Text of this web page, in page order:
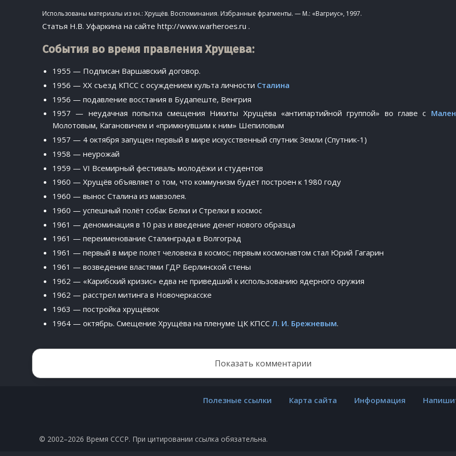
Использованы материалы из кн.: Хрущёв. Воспоминания. Избранные фрагменты. — М.: «Вагриус», 1997.
Статья Н.В. Уфаркина на сайте http://www.warheroes.ru .
События во время правления Хрущева:
1955 — Подписан Варшавский договор.
1956 — XX съезд КПСС с осуждением культа личности Сталина
1956 — подавление восстания в Будапеште, Венгрия
1957 — неудачная попытка смещения Никиты Хрущёва «антипартийной группой» во главе с
Молотовым, Кагановичем и «примкнувшим к ним» Шепиловым
1957 — 4 октября запущен первый в мире искусственный спутник Земли (Спутник-1)
1958 — неурожай
1959 — VI Всемирный фестиваль молодёжи и студентов
1960 — Хрущёв объявляет о том, что коммунизм будет построен к 1980 году
1960 — вынос Сталина из мавзолея.
1960 — успешный полёт собак Белки и Стрелки в космос
1961 — деноминация в 10 раз и введение денег нового образца
1961 — переименование Сталинграда в Волгоград
1961 — первый в мире полет человека в космос; первым космонавтом стал Юрий Гагарин
1961 — возведение властями ГДР Берлинской стены
1962 — «Карибский кризис» едва не приведший к использованию ядерного оружия
1962 — расстрел митинга в Новочеркасске
1963 — постройка хрущёвок
1964 — октябрь. Смещение Хрущёва на пленуме ЦК КПСС Л. И. Брежневым.
Показать комментарии
Полезные ссылки Карта сайта Информация
© 2002–2026 Время СССР. При цитировании ссылка обязательна.